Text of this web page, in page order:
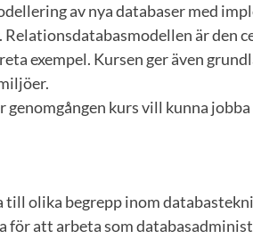
av nya databaser med
är den
exempel. Kursen ger även
kurs vill kunna jobba
till olika begrepp inom
för att arbeta som